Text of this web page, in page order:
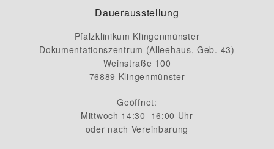
Dauerausstellung
Pfalzklinikum Klingenmünster
Dokumentationszentrum (Alleehaus, Geb. 43)
Weinstraße 100
76889 Klingenmünster
Geöffnet:
Mittwoch 14:30–16:00 Uhr
oder nach Vereinbarung